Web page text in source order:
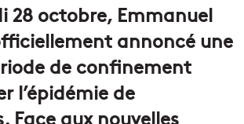
28 octobre, Emmanuel
annoncé une
de confinement
l’épidémie de
Face aux nouvelles